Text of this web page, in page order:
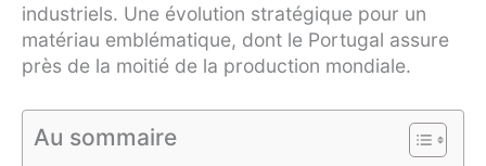
industriels. Une évolution stratégique pour un
matériau emblématique, dont le Portugal assure
près de la moitié de la production mondiale.
Au sommaire